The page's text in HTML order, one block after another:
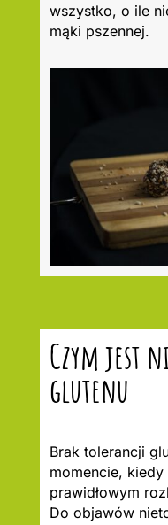
wszystko, o ile
mąki pszennej.
Czym jest
glutenu
Brak tolerancji
momencie,
prawidłowym
Do objawów